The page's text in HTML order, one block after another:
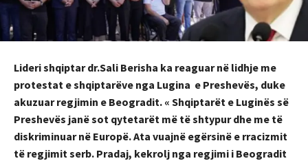
Lideri shqiptar dr.Sali Berisha ka reaguar në lidhje me
protestat e shqiptarëve nga Lugina e Preshevës, duke
akuzuar regjimin e Beogradit. « Shqiptarët e Luginës së
Preshevës janë sot qytetarët më të shtypur dhe me të
diskriminuar në Europë. Ata vuajnë egërsinë e rracizmit
të regjimit serb. Pradaj, kekrolj nga regjimi i Beogradit